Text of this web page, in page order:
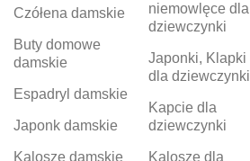
Czółena damskie
Buty domowe
damskie
Espadryl damskie
Japonk damskie
Kalosze damskie
niemowlęce dla
dziewczynki
Japonki, Klapki
dla dziewczynki
Kapcie dla
dziewczynki
Kalosze dla